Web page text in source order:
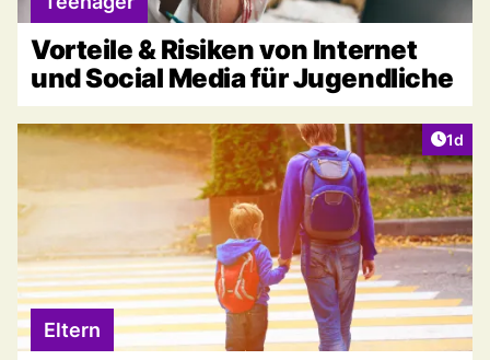
Vorteile & Risiken von Internet
und Social Media für Jugendliche
1d
Eltern